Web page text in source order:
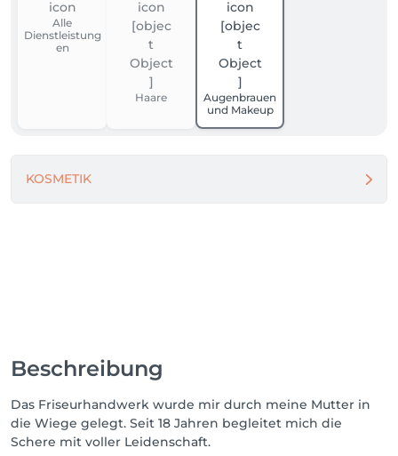
Alle
Dienstleistung
en
Haare
Augenbrauen
und Makeup
KOSMETIK
Beschreibung
Das Friseurhandwerk wurde mir durch meine Mutter in
die Wiege gelegt. Seit 18 Jahren begleitet mich die
Schere mit voller Leidenschaft.